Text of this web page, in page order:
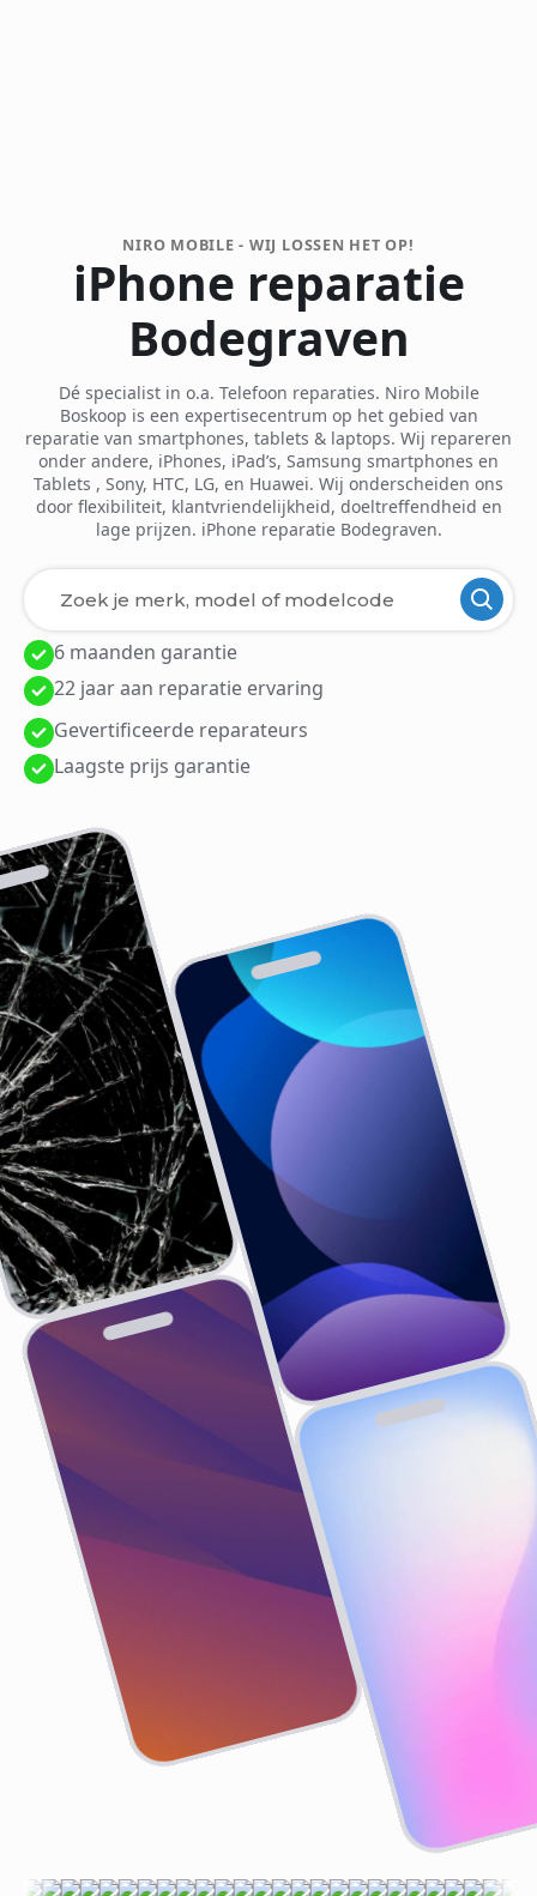
NIRO MOBILE - WIJ LOSSEN HET OP!
iPhone reparatie
Bodegraven
Dé specialist in o.a. Telefoon reparaties. Niro Mobile
Boskoop is een expertisecentrum op het gebied van
reparatie van smartphones, tablets & laptops. Wij repareren
onder andere, iPhones, iPad’s, Samsung smartphones en
Tablets , Sony, HTC, LG, en Huawei. Wij onderscheiden ons
door flexibiliteit, klantvriendelijkheid, doeltreffendheid en
lage prijzen. iPhone reparatie Bodegraven.
Laden van modellen..
6 maanden garantie
22 jaar aan reparatie ervaring
Gevertificeerde reparateurs
Laagste prijs garantie